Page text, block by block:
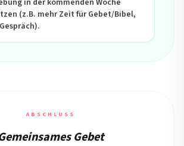
in der kommenden Woche
(z.B. mehr Zeit für Gebet/Bibel,
ABSCHLUSS
Gebet